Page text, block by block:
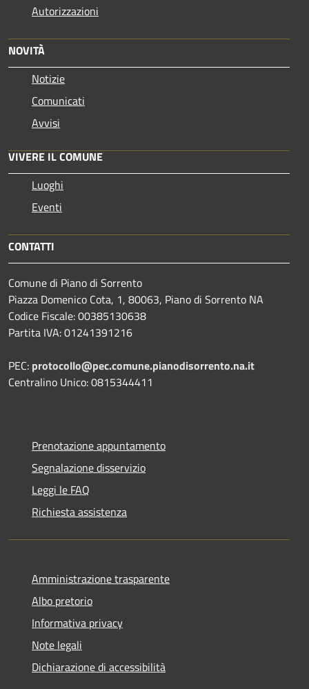
Autorizzazioni
NOVITÀ
Notizie
Comunicati
Avvisi
VIVERE IL COMUNE
Luoghi
Eventi
CONTATTI
Comune di Piano di Sorrento
Piazza Domenico Cota, 1, 80063, Piano di Sorrento NA
Codice Fiscale: 00385130638
Partita IVA: 01241391216
PEC: protocollo@pec.comune.pianodisorrento.na.it
Centralino Unico: 0815344411
Prenotazione appuntamento
Segnalazione disservizio
Leggi le FAQ
Richiesta assistenza
Amministrazione trasparente
Albo pretorio
Informativa privacy
Note legali
Dichiarazione di accessibilità